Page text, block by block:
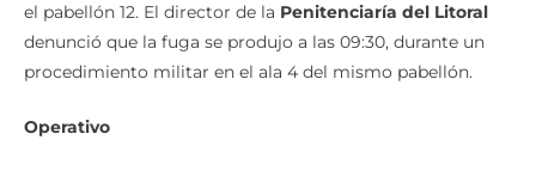
el pabellón 12. El director de la Penitenciaría del Litoral
denunció que la fuga se produjo a las 09:30, durante un
procedimiento militar en el ala 4 del mismo pabellón.
Operativo